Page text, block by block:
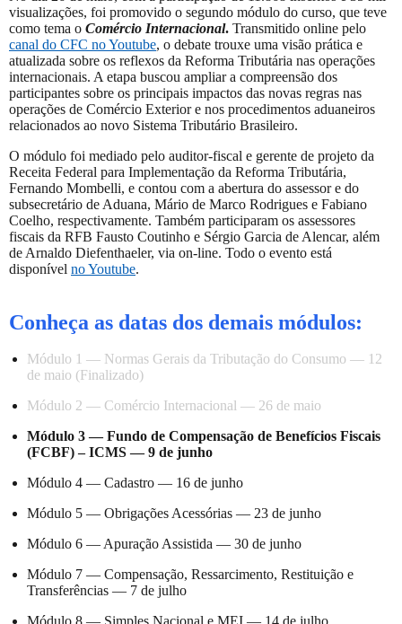
visualizações, foi promovido o segundo módulo do curso, que teve
como tema o Comércio Internacional. Transmitido online pelo
canal do CFC no Youtube, o debate trouxe uma visão prática e
atualizada sobre os reflexos da Reforma Tributária nas operações
internacionais. A etapa buscou ampliar a compreensão dos
participantes sobre os principais impactos das novas regras nas
operações de Comércio Exterior e nos procedimentos aduaneiros
relacionados ao novo Sistema Tributário Brasileiro.
O módulo foi mediado pelo auditor-fiscal e gerente de projeto da
Receita Federal para Implementação da Reforma Tributária,
Fernando Mombelli, e contou com a abertura do assessor e do
subsecretário de Aduana, Mário de Marco Rodrigues e Fabiano
Coelho, respectivamente. Também participaram os assessores
fiscais da RFB Fausto Coutinho e Sérgio Garcia de Alencar, além
de Arnaldo Diefenthaeler, via on-line. Todo o evento está
disponível no Youtube.
Conheça as datas dos demais módulos:
Módulo 1 — Normas Gerais da Tributação do Consumo — 12
de maio (Finalizado)
Módulo 2 — Comércio Internacional — 26 de maio
Módulo 3 — Fundo de Compensação de Benefícios Fiscais
(FCBF) – ICMS — 9 de junho
Módulo 4 — Cadastro — 16 de junho
Módulo 5 — Obrigações Acessórias — 23 de junho
Módulo 6 — Apuração Assistida — 30 de junho
Módulo 7 — Compensação, Ressarcimento, Restituição e
Transferências — 7 de julho